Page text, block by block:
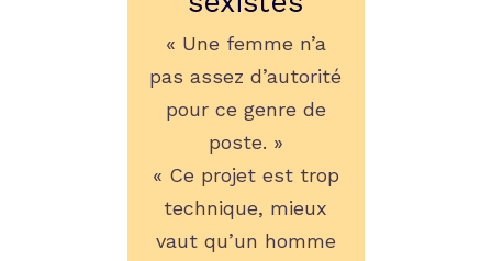
« Une femme n’a
pas assez d’autorité
pour ce genre de
poste. »
« Ce projet est trop
technique, mieux
vaut qu’un homme